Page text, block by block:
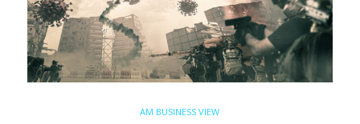
AM BUSINESS VIEW